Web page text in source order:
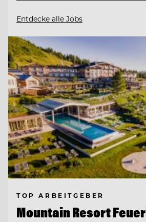
Entdecke alle Jobs
TOP ARBEITGEBER
Mountain Resort